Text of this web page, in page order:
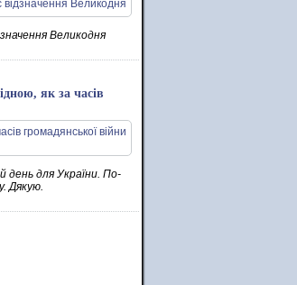
Великодня
як за часів
день для України. По-
Дякую.